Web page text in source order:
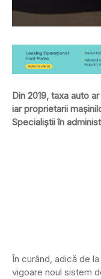
Din 2019, taxa auto
iar proprietarii
Specialiştii în
În curând, adică de
vigoare noul sistem